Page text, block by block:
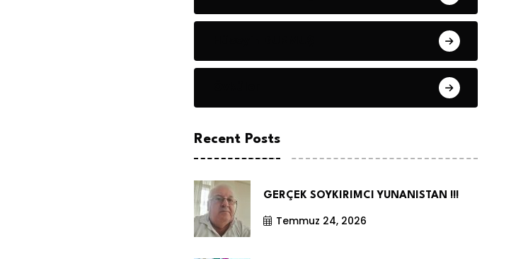
Recent Posts
GERÇEK SOYKIRIMCI YUNANISTAN !!!
Temmuz 24, 2026